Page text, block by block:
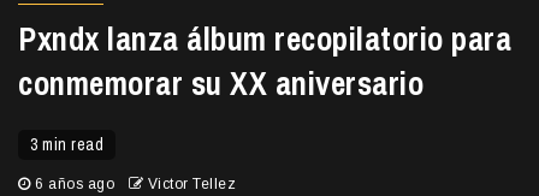
Pxndx lanza álbum recopilatorio para
conmemorar su XX aniversario
3 min read
6 años ago Victor Tellez